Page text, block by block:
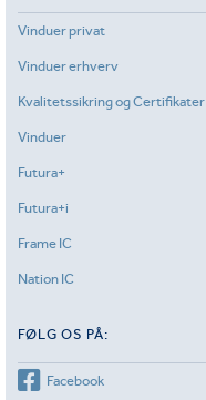
Vinduer privat
Vinduer erhverv
Kvalitetssikring og Certifikater
Vinduer
Futura+
Futura+i
Frame IC
Nation IC
FØLG OS PÅ:
Facebook